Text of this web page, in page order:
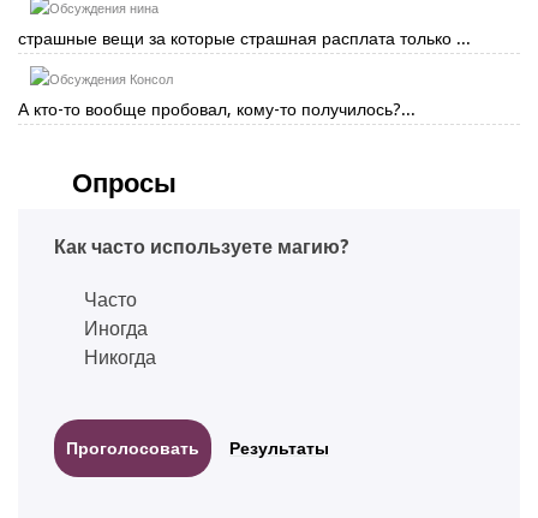
нина
страшные вещи за которые страшная расплата только ...
Консол
А кто-то вообще пробовал, кому-то получилось?...
Опросы
Как часто используете магию?
Часто
Иногда
Никогда
Результаты